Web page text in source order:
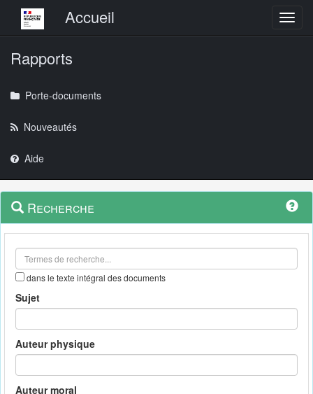
Menu principalAccueil
Rapports
Porte-documents
Nouveautés
Aide
Navigation
outils
Menu
contextuel
Recherche
dans le texte intégral des documents
Sujet
Auteur physique
Auteur moral